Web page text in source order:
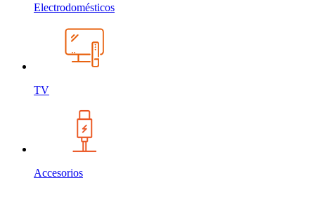
Electrodomésticos
TV
Accesorios